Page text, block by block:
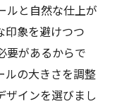
ルと自然な仕上が
印象を避けつつ
要があるからで
ルの大きさを調整
ザインを選びまし